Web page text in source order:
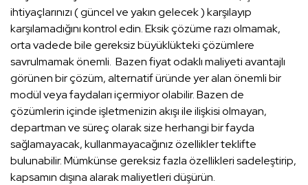
ihtiyaçlarınızı ( güncel ve yakın gelecek ) karşılayıp
karşılamadığını kontrol edin. Eksik çözüme razı olmamak,
orta vadede bile gereksiz büyüklükteki çözümlere
savrulmamak önemli. Bazen fiyat odaklı maliyeti avantajlı
görünen bir çözüm, alternatif üründe yer alan önemli bir
modül veya faydaları içermiyor olabilir. Bazen de
çözümlerin içinde işletmenizin akışı ile ilişkisi olmayan,
departman ve süreç olarak size herhangi bir fayda
sağlamayacak, kullanmayacağınız özellikler teklifte
bulunabilir. Mümkünse gereksiz fazla özellikleri sadeleştirip,
kapsamın dışına alarak maliyetleri düşürün.